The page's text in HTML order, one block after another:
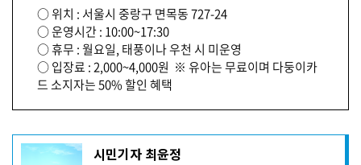
○ 위치 : 서울시 중랑구 면목동 727-24
○ 운영시간 : 10:00~17:30
○ 휴무 : 월요일, 태풍이나 우천 시 미운영
○ 입장료 : 2,000~4,000원 ※ 유아는 무료이며 다둥이카
드 소지자는 50% 할인 혜택
기 시민기자 최윤정